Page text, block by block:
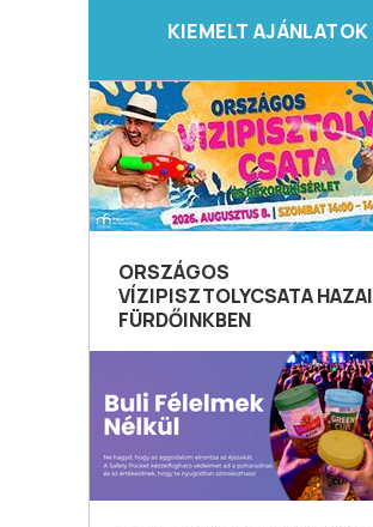
KIEMELT AJÁNLATOK
ORSZÁGOS
VÍZIPISZTOLYCSATA HAZAI
FÜRDŐINKBEN